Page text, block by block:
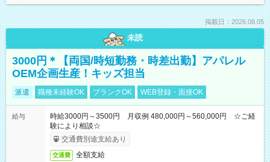
掲載日：2026.08.05
未読
3000円＊【両国/時短勤務・時差出勤】アパレル
OEM企画生産！キッズ担当
派遣 職種未経験OK ブランクOK WEB登録・面接OK
給与
時給3000円～3500円 月収例 480,000円～560,000円 ☆ご経
験により相談☆
交通費別途支給あり
交通費 全額支給